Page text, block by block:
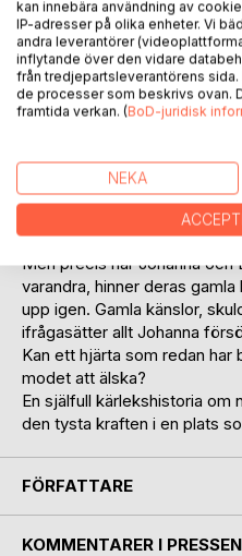
När Johanna flyttar till
Mila, söker hon framför allt
äktenskap som brutits av
skador. Avstånd från ett liv
Medan Mila börjar ett
oväntat också stöd där.
salt havsluft och lugna
kaféägaren Lars. En man
det förflutna.
Men precis när Johanna och
varandra, hinner deras
upp igen. Gamla känslor,
ifrågasätter allt Johanna
Kan ett hjärta som redan har
modet att älska?
En själfull kärlekshistoria om
den tysta kraften i en plats
FÖRFATTARE
KOMMENTARER I PRESSEN
kan innebära användning av
IP-adresser på olika enheter. Vi
andra leverantörer
inflytande över den vidare
från tredjepartsleverantörens
de processer som beskrivs ovan.
framtida verkan. (BoD-juridisk
NEKA